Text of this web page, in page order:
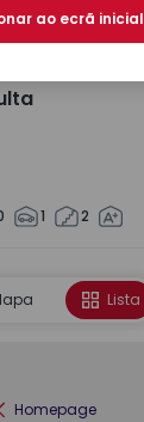
1 2
Lista
Homepage
ao ecrã inicial